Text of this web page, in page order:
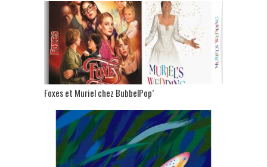
Foxes et Muriel chez BubbelPop’